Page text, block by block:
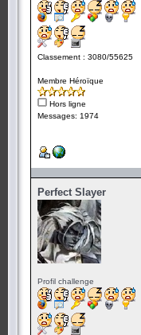
Classement : 3080/55625
Membre Héroïque
Hors ligne
Messages: 1974
Perfect Slayer
Profil challenge